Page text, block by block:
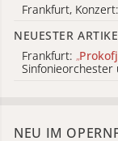
Frankfurt, Konzert:
NEUESTER
Frankfurt: „
Sinfonieorchester
NEU IM